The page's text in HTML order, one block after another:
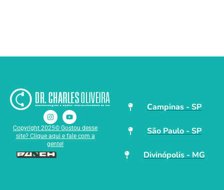
Copyright 2025© Gostou desse
site? Clique aqui e fale com a
gente!
Campinas - SP
São Paulo - SP
Divinópolis - MG